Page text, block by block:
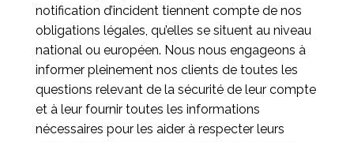
notification d’incident tiennent compte de nos
obligations légales, qu’elles se situent au niveau
national ou européen. Nous nous engageons à
informer pleinement nos clients de toutes les
questions relevant de la sécurité de leur compte
et à leur fournir toutes les informations
nécessaires pour les aider à respecter leurs